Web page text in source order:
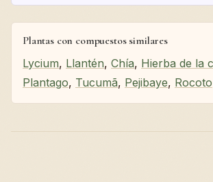
Plantas con compuestos similares
Lycium, Llantén, Chía, Hierba de la
Plantago, Tucumã, Pejibaye, Rocoto